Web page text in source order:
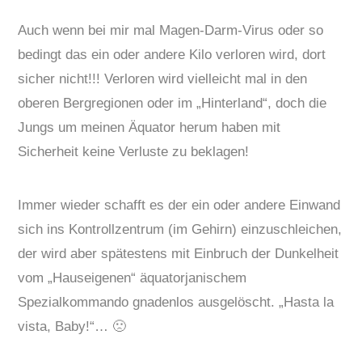
Auch wenn bei mir mal Magen-Darm-Virus oder so
bedingt das ein oder andere Kilo verloren wird, dort
sicher nicht!!! Verloren wird vielleicht mal in den
oberen Bergregionen oder im „Hinterland“, doch die
Jungs um meinen Äquator herum haben mit
Sicherheit keine Verluste zu beklagen!
Immer wieder schafft es der ein oder andere Einwand
sich ins Kontrollzentrum (im Gehirn) einzuschleichen,
der wird aber spätestens mit Einbruch der Dunkelheit
vom „Hauseigenen“ äquatorjanischem
Spezialkommando gnadenlos ausgelöscht. „Hasta la
vista, Baby!“… 🙁